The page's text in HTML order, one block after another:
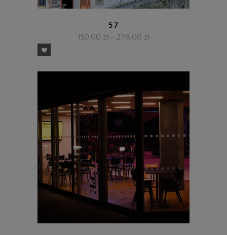
57
150,00 zł – 278,00 zł